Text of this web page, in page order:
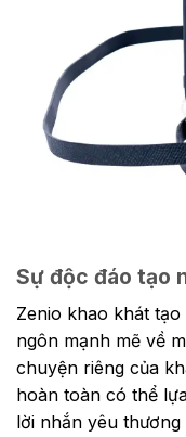
Sự độc đáo tạo
Zenio khao khát
ngôn mạnh mẽ về
chuyện riêng của
hoàn toàn có thể
lời nhắn yêu